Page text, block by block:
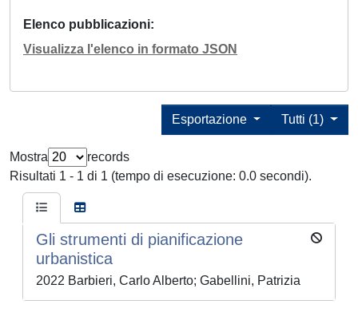
Elenco pubblicazioni
Visualizza l'elenco in formato JSON
Tutti (1)
Esportazione
Mostra
records
Risultati 1 - 1 di 1 (tempo di esecuzione: 0.0 secondi).
Gli strumenti di pianificazione
urbanistica
2022 Barbieri, Carlo Alberto; Gabellini, Patrizia